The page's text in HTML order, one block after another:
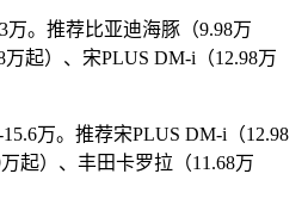
万。推荐比亚迪海豚（9.98万
起）、宋PLUS DM-i（12.98万
万。推荐宋PLUS DM-i（12.98
起）、丰田卡罗拉（11.68万